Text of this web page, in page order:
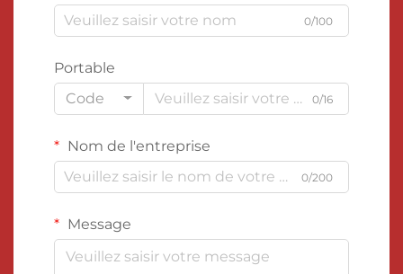
0/100
Portable
Code
0/16
Nom de l'entreprise
0/200
Message